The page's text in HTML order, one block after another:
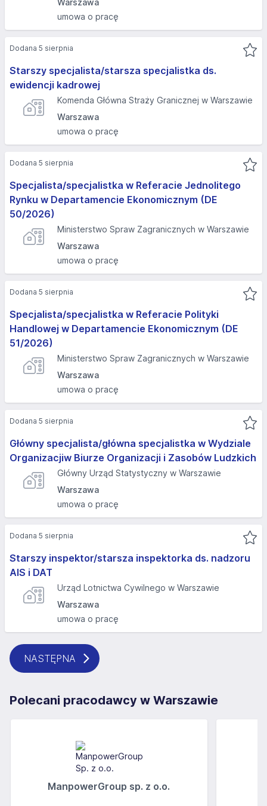
Warszawa
umowa o pracę
Starszy specjalista/starsza specjalistka ds.
ewidencji kadrowej
Komenda Główna Straży Granicznej w Warszawie
Warszawa
umowa o pracę
Dodana 5 sierpnia
Specjalista/specjalistka w Referacie Jednolitego
Rynku w Departamencie Ekonomicznym (DE
50/2026)
Ministerstwo Spraw Zagranicznych w Warszawie
Warszawa
umowa o pracę
Dodana 5 sierpnia
Specjalista/specjalistka w Referacie Polityki
Handlowej w Departamencie Ekonomicznym (DE
51/2026)
Ministerstwo Spraw Zagranicznych w Warszawie
Warszawa
umowa o pracę
Dodana 5 sierpnia
Główny specjalista/główna specjalistka w Wydziale
Organizacjiw Biurze Organizacji i Zasobów Ludzkich
Główny Urząd Statystyczny w Warszawie
Warszawa
umowa o pracę
Dodana 5 sierpnia
Starszy inspektor/starsza inspektorka ds. nadzoru
AIS i DAT
Urząd Lotnictwa Cywilnego w Warszawie
Warszawa
umowa o pracę
Dodana 5 sierpnia
NASTĘPNA
Polecani pracodawcy w Warszawie
ManpowerGroup sp. z o.o.